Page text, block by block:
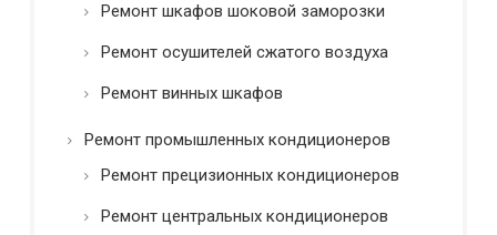
Ремонт шкафов шоковой заморозки
Ремонт осушителей сжатого воздуха
Ремонт винных шкафов
Ремонт промышленных кондиционеров
Ремонт прецизионных кондиционеров
Ремонт центральных кондиционеров